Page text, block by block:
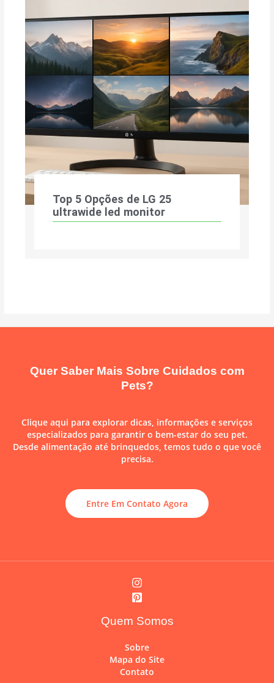
Top 5 Opções de LG 25
ultrawide led monitor
Quer Saber Mais Sobre Cuidados com
Pets?
Clique aqui para explorar dicas, informações e serviços
especializados para garantir o bem-estar do seu pet.
Desde alimentação até brinquedos, temos tudo o que você
precisa.
Entre Em Contato Agora
Quem Somos
Sobre
Mapa do Site
Contato